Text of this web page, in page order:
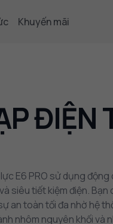
Khuyến mãi
ĐIỆN
E6 PRO sử dụng
siêu tiết kiệm điện.
an toàn tối đa nhờ hệ
nhôm nguyên khối